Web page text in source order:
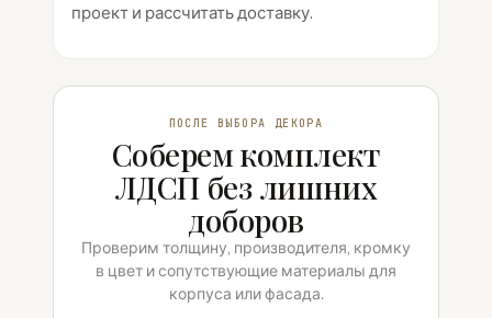
проект и рассчитать доставку.
ПОСЛЕ ВЫБОРА ДЕКОРА
Соберем комплект
ЛДСП без лишних
доборов
Проверим толщину, производителя, кромку
в цвет и сопутствующие материалы для
корпуса или фасада.